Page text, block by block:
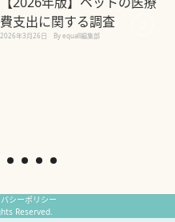
費支出に関する調査
2026年3月26日 By equall編集部
シーポリシー
Reserved.